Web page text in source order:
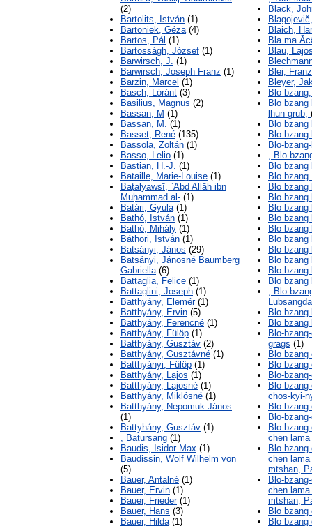
(2)
Bartolits, István (1)
Bartoniek, Géza(4)
Bartos, Pál (1)
Bartosságh, József (1)
Barwirsch, J. (1)
Barwirsch, Joseph Franz (1)
Barzin, Marcel (1)
Basch, Lóránt (3)
Basilius, Magnus (2)
Bassan, M (1)
Bassan, M. (1)
Basset, René (135)
Bassola, Zoltán (1)
Basso, Lelio (1)
Bastian, H.-J. (1)
Bataille, Marie-Louise (1)
Baṭalyawsī, `Abd Allāh ibn
Muḥammad al- (1)
Batári, Gyula(1)
Bathó, István (1)
Bathó, Mihály (1)
Báthori, István (1)
Batsányi, János (29)
Batsányi, Jánosné Baumberg
Gabriella(6)
Battaglia, Felice (1)
Battaglini, Joseph (1)
Batthyány, Elemér(1)
Batthyány, Ervin (5)
Batthyány, Ferencné (1)
Batthyány, Fülöp (1)
Batthyány, Gusztáv (2)
Batthyány, Gusztávné (1)
Batthyányi, Fülöp (1)
Batthyány, Lajos (1)
Batthyány, Lajosné (1)
Batthyány, Miklósné (1)
Batthyány, Nepomuk János
(1)
Battyhány, Gusztáv (1)
, Batursang (1)
Baudis, Isidor Max (1)
Baudissin, Wolf Wilhelm von
(5)
Bauer, Antalné (1)
Bauer, Ervin (1)
Bauer, Frieder(1)
Bauer, Hans (3)
Bauer, Hilda(1)
Black,
Blaich,
Bla ma
Blau,
Blei, Franz
Bleyer,
Blo
Blo bzang
lhun grub,
Blo
Blo
Blo-
, Blo-
Blo
Blo
Blo
Blo
Blo
Blo
Blo
Blo
Blo
Blo
Blo
Blo
, Blo
Blo
Blo
Blo-
grags (1)
Blo
Blo
Blo-
Blo-
chos-kyi-
Blo
Blo-
Blo
chen
Blo
chen
mtshan,
Blo-
chen
mtshan,
Blo
Blo